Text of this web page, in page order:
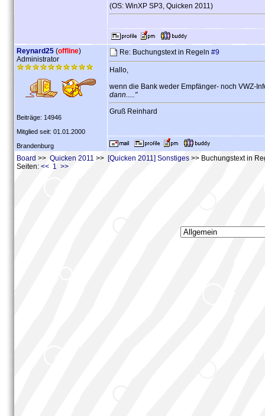
(OS: WinXP SP3, Quicken 2011)
Reynard25 (offline)
Administrator
Beiträge: 14946
Mitglied seit: 01.01.2000
Brandenburg
Re: Buchungstext in Regeln #9
Hallo,
wenn die Bank weder Empfänger- noch VWZ-
dann....."
Gruß Reinhard
Board >> Quicken 2011 >> [Quicken 2011] Sonstiges >> Buchungstext in
Seiten: << 1 >>